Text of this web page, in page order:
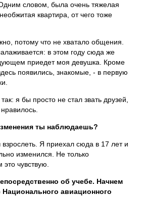
словом, была очень тяжелая
квартира, от чего тоже
потому что не хватало общения.
в этом году сюда же
приедет моя девушка. Кроме
появились, знакомые, - в первую
я бы просто не стал звать друзей,
ты наблюдаешь?
Я приехал сюда в 17 лет и
изменился. Не только
чувствую.
об учебе. Начнем
Национального авиационного